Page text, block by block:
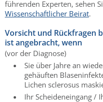
führenden Experten, sehen
Wissenschaftlicher Beirat.
Vorsicht und Rückfragen
ist angebracht, wenn
(vor der Diagnose)
Sie über Jahre an
gehäuften
Lichen sclerosus
Ihr Scheideneingang /